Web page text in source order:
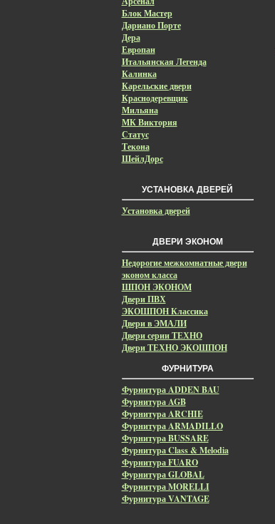
Блок Мастер
Дариано Порте
Дера
Европан
Итальянская Легенда
Калинка
Карельские двери
Краснодеревщик
Мильяна
МК Виктория
Статус
Текона
ШейлДорс
УСТАНОВКА ДВЕРЕЙ
Установка дверей
ДВЕРИ ЭКОНОМ
Недорогие межкомнатные двери
эконом класса
ШПОН ЭКОНОМ
Двери ПВХ
ЭКОШПОН Классика
Двери в ЭМАЛИ
Двери серии ТЕХНО
Двери ТЕХНО ЭКОШПОН
ФУРНИТУРА
Фурнитура ADDEN BAU
Фурнитура AGB
Фурнитура ARCHIE
Фурнитура ARMADILLO
Фурнитура BUSSARE
Фурнитура Class & Melodia
Фурнитура FUARO
Фурнитура GLOBAL
Фурнитура MORELLI
Фурнитура VANTAGE